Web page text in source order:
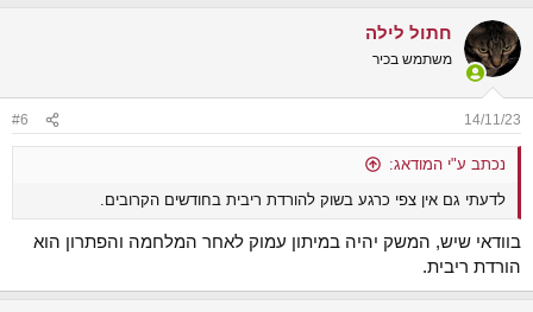
חתול לילה
משתמש בכיר
14/11/23
#6
נכתב ע"י המודאג:
לדעתי גם אין צפי כרגע בשוק להורדת ריבית בחודשים הקרובים.
בוודאי שיש, המשק יהיה במיתון עמוק לאחר המלחמה והפתרון הוא
הורדת ריבית.